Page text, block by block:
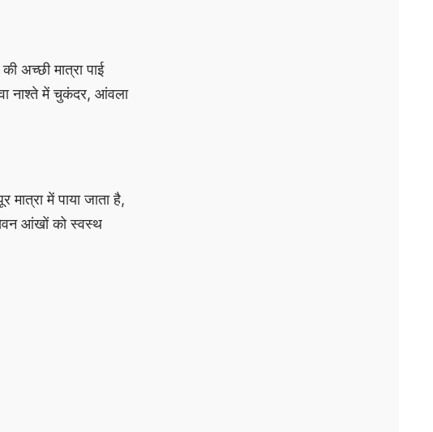
अच्छी मात्रा पाई
नाश्ते में चुकंदर, आंवला
में पाया जाता है,
आंखों को स्वस्थ